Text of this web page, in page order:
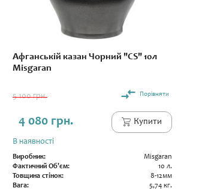
Афганській казан Чорний "CS" 10л
Misgaran
5 100 грн. Порівняти
4 080 грн. Купити
В наявності
Виробник:
Misgaran
Фактичний Об'єм:
10 л.
Товщина стінок:
8-12мм
Вага:
5,74 кг.